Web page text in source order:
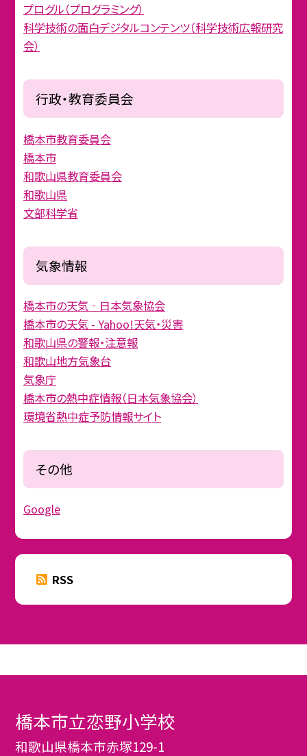
プログル（プログラミング）
科学技術の面白デジタルコンテンツ（科学技術広報研究
会）
行政・教育委員会
橋本市教育委員会
橋本市
和歌山県教育委員会
和歌山県
文部科学省
気象情報
橋本市の天気‐日本気象協会
橋本市の天気 - Yahoo!天気・災害
和歌山県の警報・注意報
和歌山地方気象台
気象庁
橋本市の熱中症情報（日本気象協会）
環境省熱中症予防情報サイト
その他
Google
RSS
橋本市立恋野小学校
和歌山県橋本市赤塚129-1